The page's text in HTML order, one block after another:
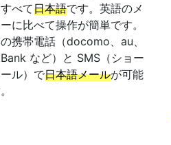
べて日本語です。英語のメ
に比べて操作が簡単です。
携帯電話（docomo、au、
など）と SMS（ショー
ール）で日本語メールが可能